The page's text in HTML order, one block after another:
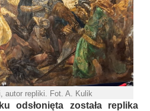
autor repliki. Fot. A. Kulik
odsłonięta została replika